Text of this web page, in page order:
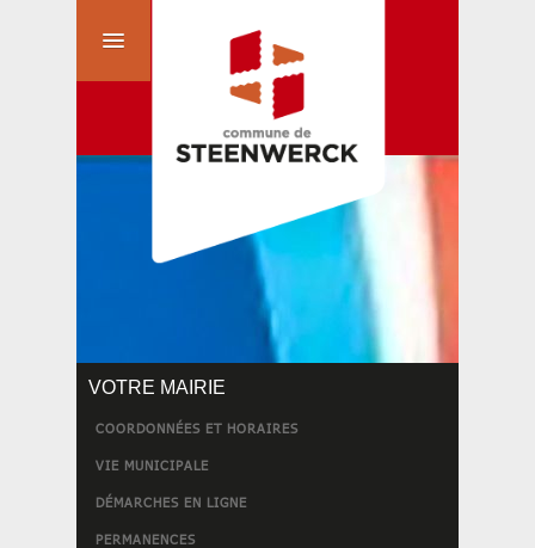
VOTRE MAIRIE
COORDONNÉES ET HORAIRES
VIE MUNICIPALE
DÉMARCHES EN LIGNE
PERMANENCES